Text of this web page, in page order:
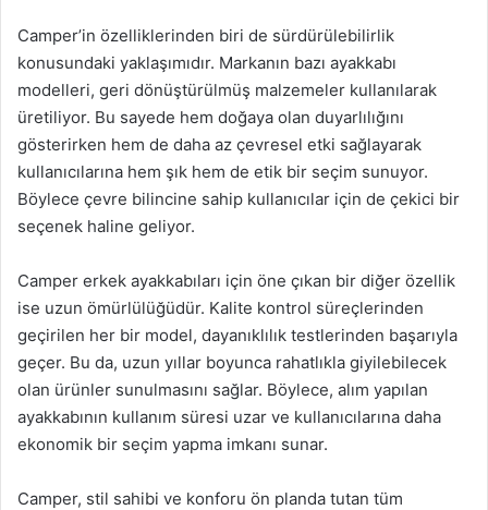
Camper’in özelliklerinden biri de sürdürülebilirlik
konusundaki yaklaşımıdır. Markanın bazı ayakkabı
modelleri, geri dönüştürülmüş malzemeler kullanılarak
üretiliyor. Bu sayede hem doğaya olan duyarlılığını
gösterirken hem de daha az çevresel etki sağlayarak
kullanıcılarına hem şık hem de etik bir seçim sunuyor.
Böylece çevre bilincine sahip kullanıcılar için de çekici bir
seçenek haline geliyor.
Camper erkek ayakkabıları için öne çıkan bir diğer özellik
ise uzun ömürlülüğüdür. Kalite kontrol süreçlerinden
geçirilen her bir model, dayanıklılık testlerinden başarıyla
geçer. Bu da, uzun yıllar boyunca rahatlıkla giyilebilecek
olan ürünler sunulmasını sağlar. Böylece, alım yapılan
ayakkabının kullanım süresi uzar ve kullanıcılarına daha
ekonomik bir seçim yapma imkanı sunar.
Camper, stil sahibi ve konforu ön planda tutan tüm